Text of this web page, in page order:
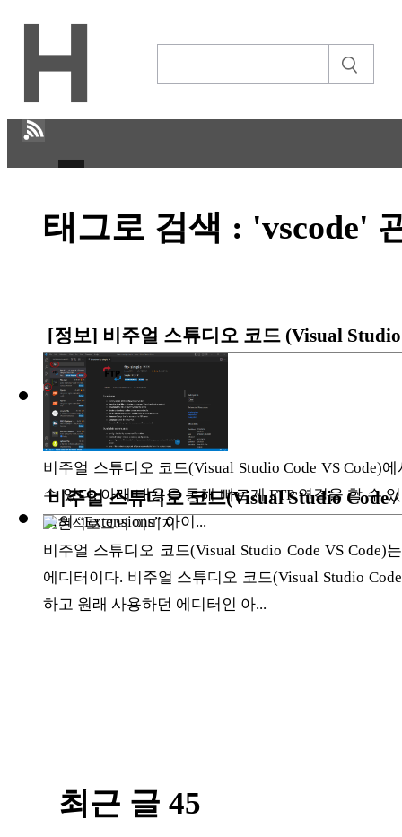
CULTURE
STORY
ABOUT
ETC
ⓘ
태그로 검색 : 'vscode'
[정보] 비주얼 스튜디오 코드 (Visual
비주얼 스튜디오 코드(Visual Studio Code VS Code)
수 있다. 아래 내용을 통해 빠르게 FTP 연결을 할 수
측의 “Extensions” 아이...
비주얼 스튜디오 코드(Visual Studio Code
비주얼 스튜디오 코드(Visual Studio Code VS
에디터이다. 비주얼 스튜디오 코드(Visual Studio
하고 원래 사용하던 에디터인 아...
최근 글 45